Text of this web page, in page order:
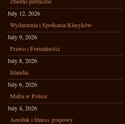
July 12, 2026
Wydarzenia i Spotkania Klasyków
July 9, 2026
Prawo i Formalności
July 8, 2026
Irlandia
July 6, 2026
Mafia w Polsce
July 4, 2026
Aerobik i fitness grupowy